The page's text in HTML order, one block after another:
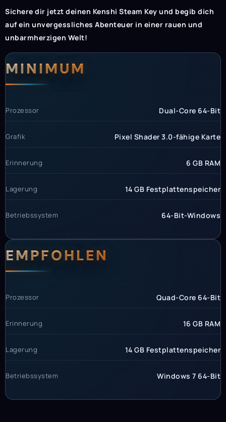
Sichere dir jetzt deinen Kenshi Steam Key und begib dich
auf ein unvergessliches Abenteuer in einer rauen und
unbarmherzigen Welt!
MINIMUM
Prozessor Dual-Core 64-Bit
Grafik Pixel Shader 3.0-fähige Karte
Erinnerung 6 GB RAM
Lagerung 14 GB Festplattenspeicher
Betriebssystem 64-Bit-Windows
EMPFOHLEN
Prozessor Quad-Core 64-Bit
Erinnerung 16 GB RAM
Lagerung 14 GB Festplattenspeicher
Betriebssystem Windows 7 64-Bit